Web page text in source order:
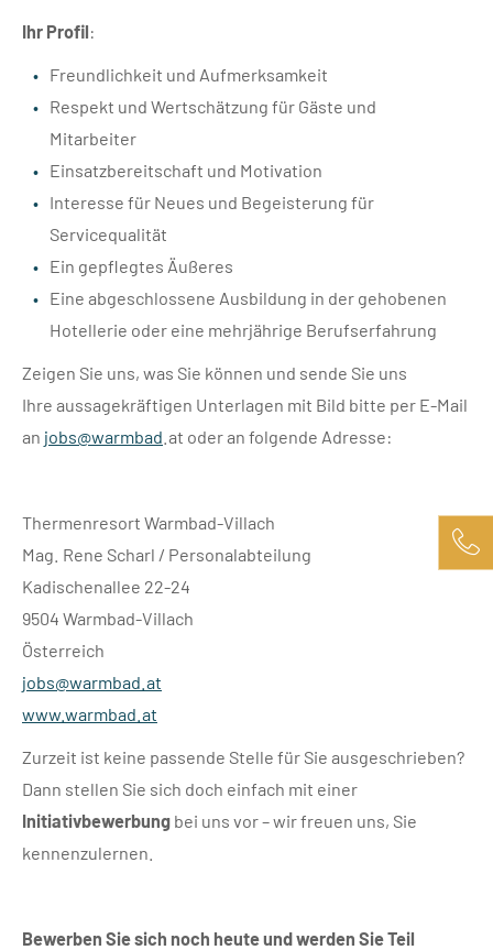
Ihr Profil:
Freundlichkeit und Aufmerksamkeit
Respekt und Wertschätzung für Gäste und
Mitarbeiter
Einsatzbereitschaft und Motivation
Interesse für Neues und Begeisterung für
Servicequalität
Ein gepflegtes Äußeres
Eine abgeschlossene Ausbildung in der gehobenen
Hotellerie oder eine mehrjährige Berufserfahrung
Zeigen Sie uns, was Sie können und sende Sie uns
Ihre aussagekräftigen Unterlagen mit Bild bitte per E-Mail
an jobs@warmbad .at oder an folgende Adresse:
Thermenresort Warmbad-Villach
Mag. Rene Scharl / Personalabteilung
Kadischenallee 22-24
9504 Warmbad-Villach
Österreich
jobs@warmbad. at
www.warmbad.at
Zurzeit ist keine passende Stelle für Sie ausgeschrieben?
Dann stellen Sie sich doch einfach mit einer
Initiativbewerbung bei uns vor – wir freuen uns, Sie
kennenzulernen.
Bewerben Sie sich noch heute und werden Sie Teil